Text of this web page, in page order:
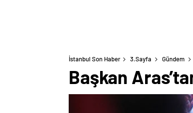
İstanbul Son Haber 3.Sayfa Gündem
Başkan